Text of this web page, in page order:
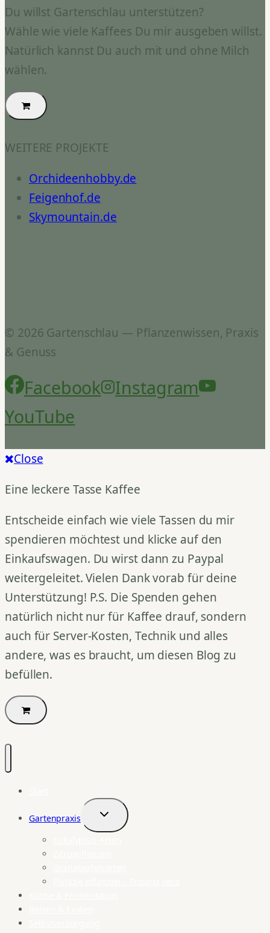
Du willst Gartenschlau unterstützen?
Wähle wie viele Kaffees Du mir ausgeben willst.
Natürlich kannst Du auch mit und ohne Milch
wählen.
WEITERE PROJEKTE
Orchideenhobby.de
Feigenhof.de
Skymountain.de
© 2026 Gartenschlau — Pflanzenwissen, Praxis
& Genuss
Facebook
Instagram
YouTube
Close
Eine leckere Tasse Kaffee
Entscheide einfach wie viele Tassen du mir
spendieren möchtest und klicke auf den
Einkaufswagen. Du wirst dann zu Paypal
weitergeleitet. Vielen Dank vorab für deine
Unterstützung! P.S. Die Spenden gehen
natürlich nicht nur für Kaffee drauf, sondern
auch für Server-Kosten, Technik und alles
andere, was es braucht, um diesen Blog zu
befüllen.
Gartenpraxis
Untermenü
umschalten